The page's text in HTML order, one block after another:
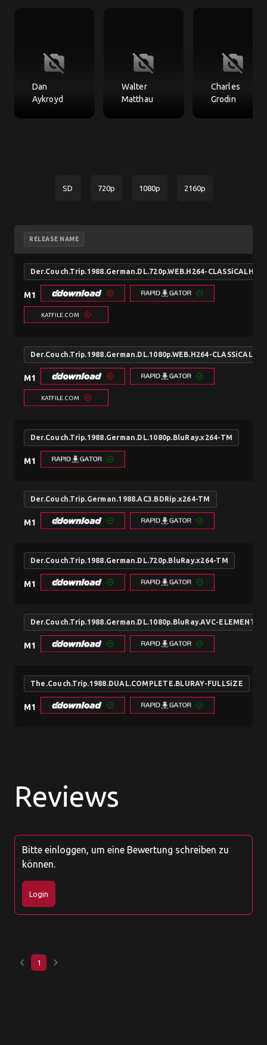
no_photography
Dan
Aykroyd
no_photography
Walter
Matthau
no_photography
Charles
Grodin
SD 720p 1080p 2160p
RELEASE NAME
Der.Couch.Trip.1988.German.DL.720p.WEB.H264-CLASSiCALHD
M1
KATFILE.COM
Der.Couch.Trip.1988.German.DL.1080p.WEB.H264-CLASSiCALHD
M1
KATFILE.COM
Der.Couch.Trip.1988.German.DL.1080p.BluRay.x264-TM
M1
Der.Couch.Trip.German.1988.AC3.BDRip.x264-TM
M1
Der.Couch.Trip.1988.German.DL.720p.BluRay.x264-TM
M1
Der.Couch.Trip.1988.German.DL.1080p.BluRay.AVC-ELEMENTAL
M1
The.Couch.Trip.1988.DUAL.COMPLETE.BLURAY-FULLSiZE
M1
Reviews
Bitte einloggen, um eine Bewertung schreiben zu
können.
Login
keyboard_arrow_left 1 keyboard_arrow_right